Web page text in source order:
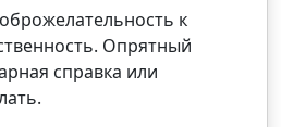
к
Опрятный
справка или